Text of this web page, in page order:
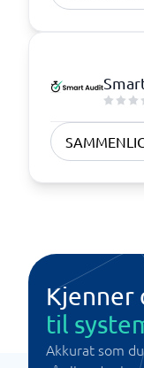
Kjenner
til
Akkurat som